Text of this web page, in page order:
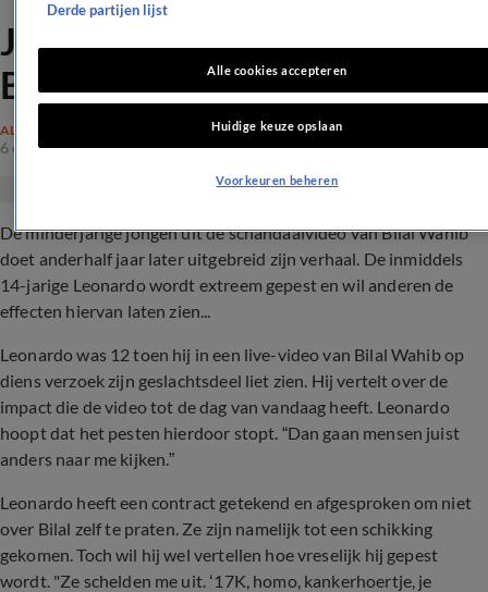
Jongen uit schandaalvideo
Bilal Wahib doet zijn verhaal
ALGEMEEN
6 okt 2022, 22:03
De minderjarige jongen uit de schandaalvideo van Bilal Wahib
doet anderhalf jaar later uitgebreid zijn verhaal. De inmiddels
14-jarige Leonardo wordt extreem gepest en wil anderen de
effecten hiervan laten zien...
Leonardo was 12 toen hij in een live-video van Bilal Wahib op
diens verzoek zijn geslachtsdeel liet zien. Hij vertelt over de
impact die de video tot de dag van vandaag heeft. Leonardo
hoopt dat het pesten hierdoor stopt. “Dan gaan mensen juist
anders naar me kijken.”
Leonardo heeft een contract getekend en afgesproken om niet
over Bilal zelf te praten. Ze zijn namelijk tot een schikking
gekomen. Toch wil hij wel vertellen hoe vreselijk hij gepest
wordt. "Ze schelden me uit. ‘17K, homo, kankerhoertje, je
Derde partijen lijst
Alle cookies accepteren
Huidige keuze opslaan
Voorkeuren beheren